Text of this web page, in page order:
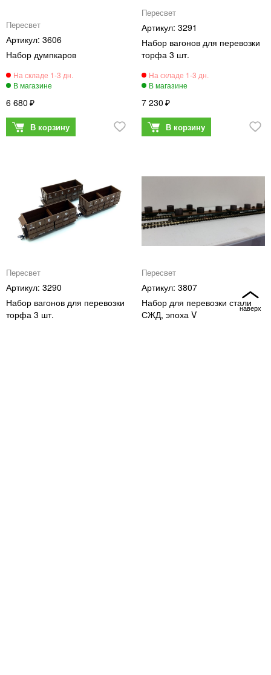
Пересвет
3606
Набор думпкаров
6 680
Пересвет
3291
Набор вагонов для перевозки
торфа 3 шт.
7 230
Пересвет
3290
Набор вагонов для перевозки
торфа 3 шт.
Пересвет
3807
Набор для перевозки стали
СЖД, эпоха V